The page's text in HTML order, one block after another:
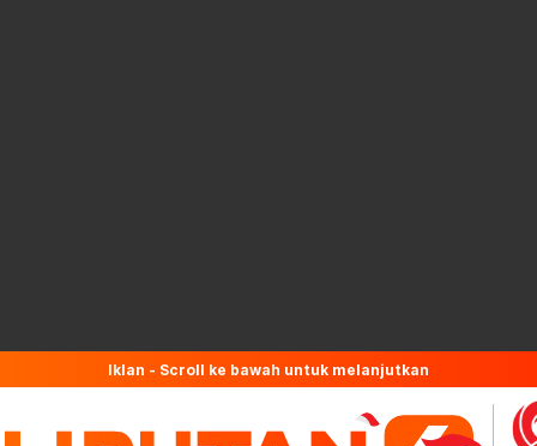
Iklan - Scroll ke bawah untuk melanjutkan